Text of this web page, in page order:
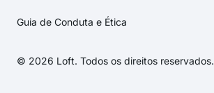
Guia de Conduta e Ética
© 2026 Loft. Todos os direitos reservados.